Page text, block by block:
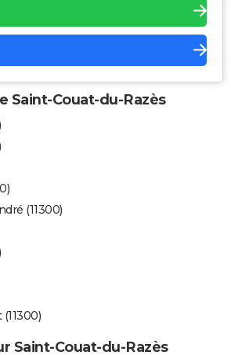
Saint-Couat-du-Razès
(11300)
Saint-Couat-du-Razès